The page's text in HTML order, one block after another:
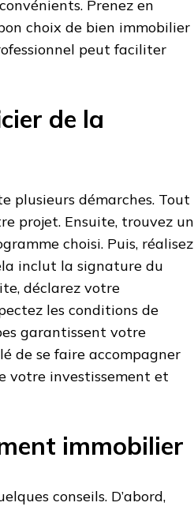
Prenez en
choix de bien immobilier
peut faciliter
de la
plusieurs démarches. Tout
projet. Ensuite, trouvez un
choisi. Puis, réalisez
inclut la signature du
déclarez votre
les conditions de
garantissent votre
de se faire accompagner
votre investissement et
immobilier
conseils. D’abord,